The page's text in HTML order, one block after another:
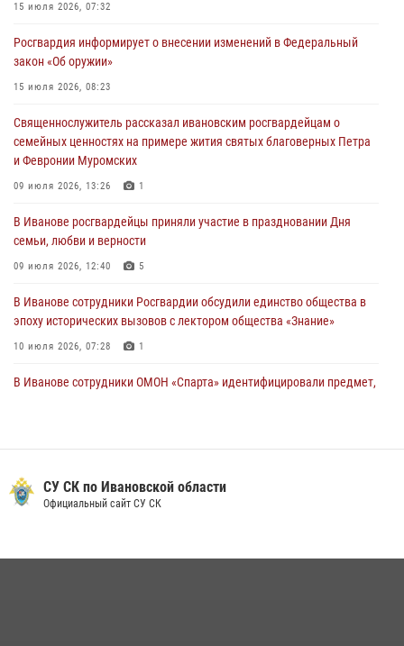
02 августа 2026, 11:46
Мероприятия в рамках акции «Каникулы с Росгвардией»
продолжаются в Ивановской области
31 июля 2026, 11:08
В Ивановской области при содействии Росгвардии задержаны
подозреваемые в серии автомобильных краж
30 июля 2026, 12:41
празднования Дня Крещения Руси
15 июля 2026, 07:32
Росгвардия информирует о внесении изменений в Федеральный
закон «Об оружии»
15 июля 2026, 08:23
Священнослужитель рассказал ивановским росгвардейцам о
семейных ценностях на примере жития святых благоверных Петра
и Февронии Муромских
09 июля 2026, 13:26 1
В Иванове росгвардейцы приняли участие в праздновании Дня
семьи, любви и верности
09 июля 2026, 12:40 5
В Иванове сотрудники Росгвардии обсудили единство общества в
эпоху исторических вызовов с лектором общества «Знание»
10 июля 2026, 07:28 1
В Иванове сотрудники ОМОН «Спарта» идентифицировали предмет,
более 250 единиц оружия
08 июля 2026, 09:39
упаковок масла
СУ СК по Ивановской области
Официальный сайт СУ СК